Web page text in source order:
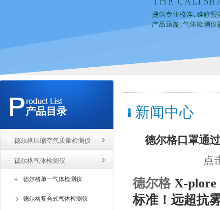
产品目录
德尔格压缩空气质量检测仪
德尔格气体检测仪
德尔格单一气体检测仪
德尔格复合式气体检测仪
新闻中心
德尔格口罩通
点
德尔格 X-plore
标准！远超抗